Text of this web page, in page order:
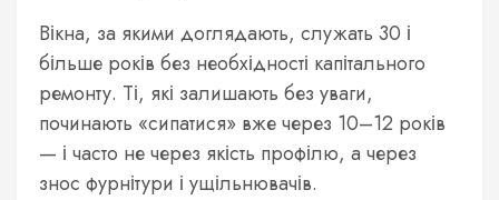
Вікна, за якими доглядають, служать 30 і
більше років без необхідності капітального
ремонту. Ті, які залишають без уваги,
починають «сипатися» вже через 10–12 років
— і часто не через якість профілю, а через
знос фурнітури і ущільнювачів.